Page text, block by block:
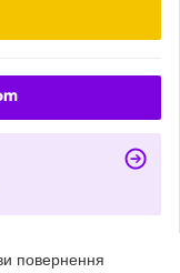
повернення